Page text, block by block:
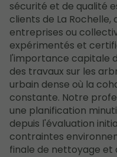
sécurité et de qualité
clients de La Rochelle,
entreprises ou
expérimentés et
l'importance capitale
des travaux sur les
urbain dense où la
constante. Notre
une planification
depuis l'évaluation
contraintes
finale de nettoyage et